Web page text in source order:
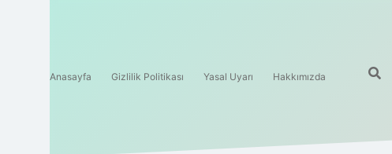
Anasayfa Gizlilik Politikası Yasal Uyarı Hakkımızda